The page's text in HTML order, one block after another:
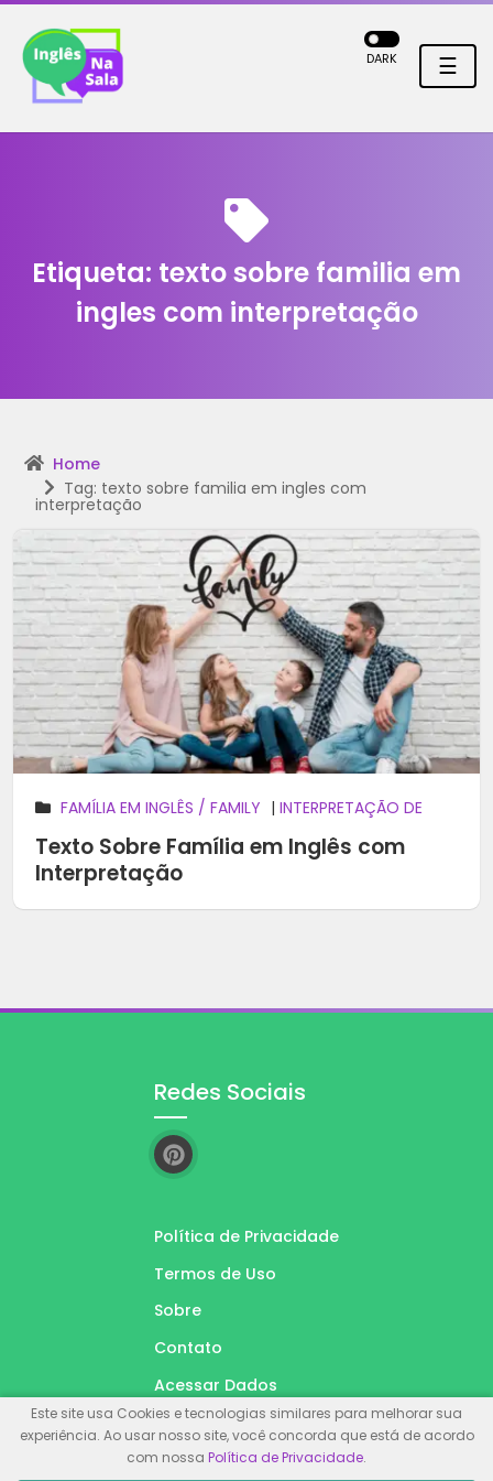
☰
DARK
Etiqueta: texto sobre familia em
ingles com interpretação
Home
Tag: texto sobre familia em ingles com
interpretação
FAMÍLIA EM INGLÊS / FAMILY | INTERPRETAÇÃO DE
TEXTO
Texto Sobre Família em Inglês com
Interpretação
Redes Sociais
Política de Privacidade
Termos de Uso
Sobre
Contato
Acessar Dados
Este site usa Cookies e tecnologias similares para melhorar sua
experiência. Ao usar nosso site, você concorda que está de acordo
com nossa Política de Privacidade.